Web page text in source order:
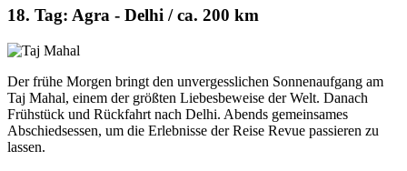
18. Tag: Agra - Delhi / ca. 200 km
Der frühe Morgen bringt den unvergesslichen Sonnenaufgang am
Taj Mahal, einem der größten Liebesbeweise der Welt. Danach
Frühstück und Rückfahrt nach Delhi. Abends gemeinsames
Abschiedsessen, um die Erlebnisse der Reise Revue passieren zu
lassen.